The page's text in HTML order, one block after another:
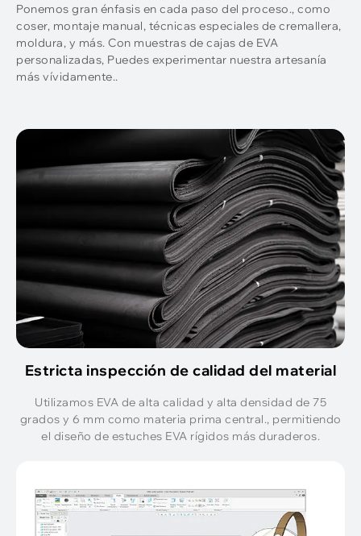
Ponemos gran énfasis en cada paso del proceso., como
coser, montaje manual, técnicas especiales de cremallera,
moldura, y más. Con muestras de cajas de EVA
personalizadas, Puedes experimentar nuestra artesanía
más vívidamente..
Estricta inspección de calidad del material
Utilizamos EVA de alta calidad y alta densidad de 75
grados y 6 mm como materia prima central., permitiendo
el diseño de estuches EVA rígidos más duraderos.